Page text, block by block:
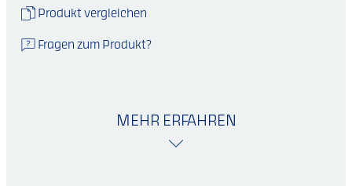
Produkt vergleichen
Fragen zum Produkt?
MEHR ERFAHREN